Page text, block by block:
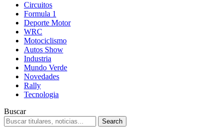
Circuitos
Formula 1
Deporte Motor
WRC
Motociclismo
Autos Show
Industria
Mundo Verde
Novedades
Rally
Tecnologia
Buscar